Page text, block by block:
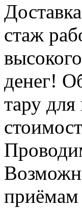
стаж
денег!
тару для
приёмам